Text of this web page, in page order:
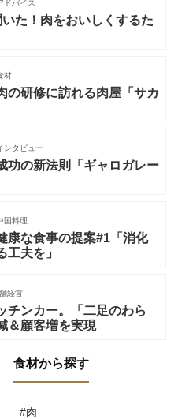
ドバイス
た！肉をおいしくするた
材
の研修に訪れる肉屋「サカ
ンタビュー
の新法則「ギャロガレー
国料理
康な食事の提案#1「消化
工夫を」
経営
チンカー。「二足のわら
＆顧客増を実現
食材から探す
#肉